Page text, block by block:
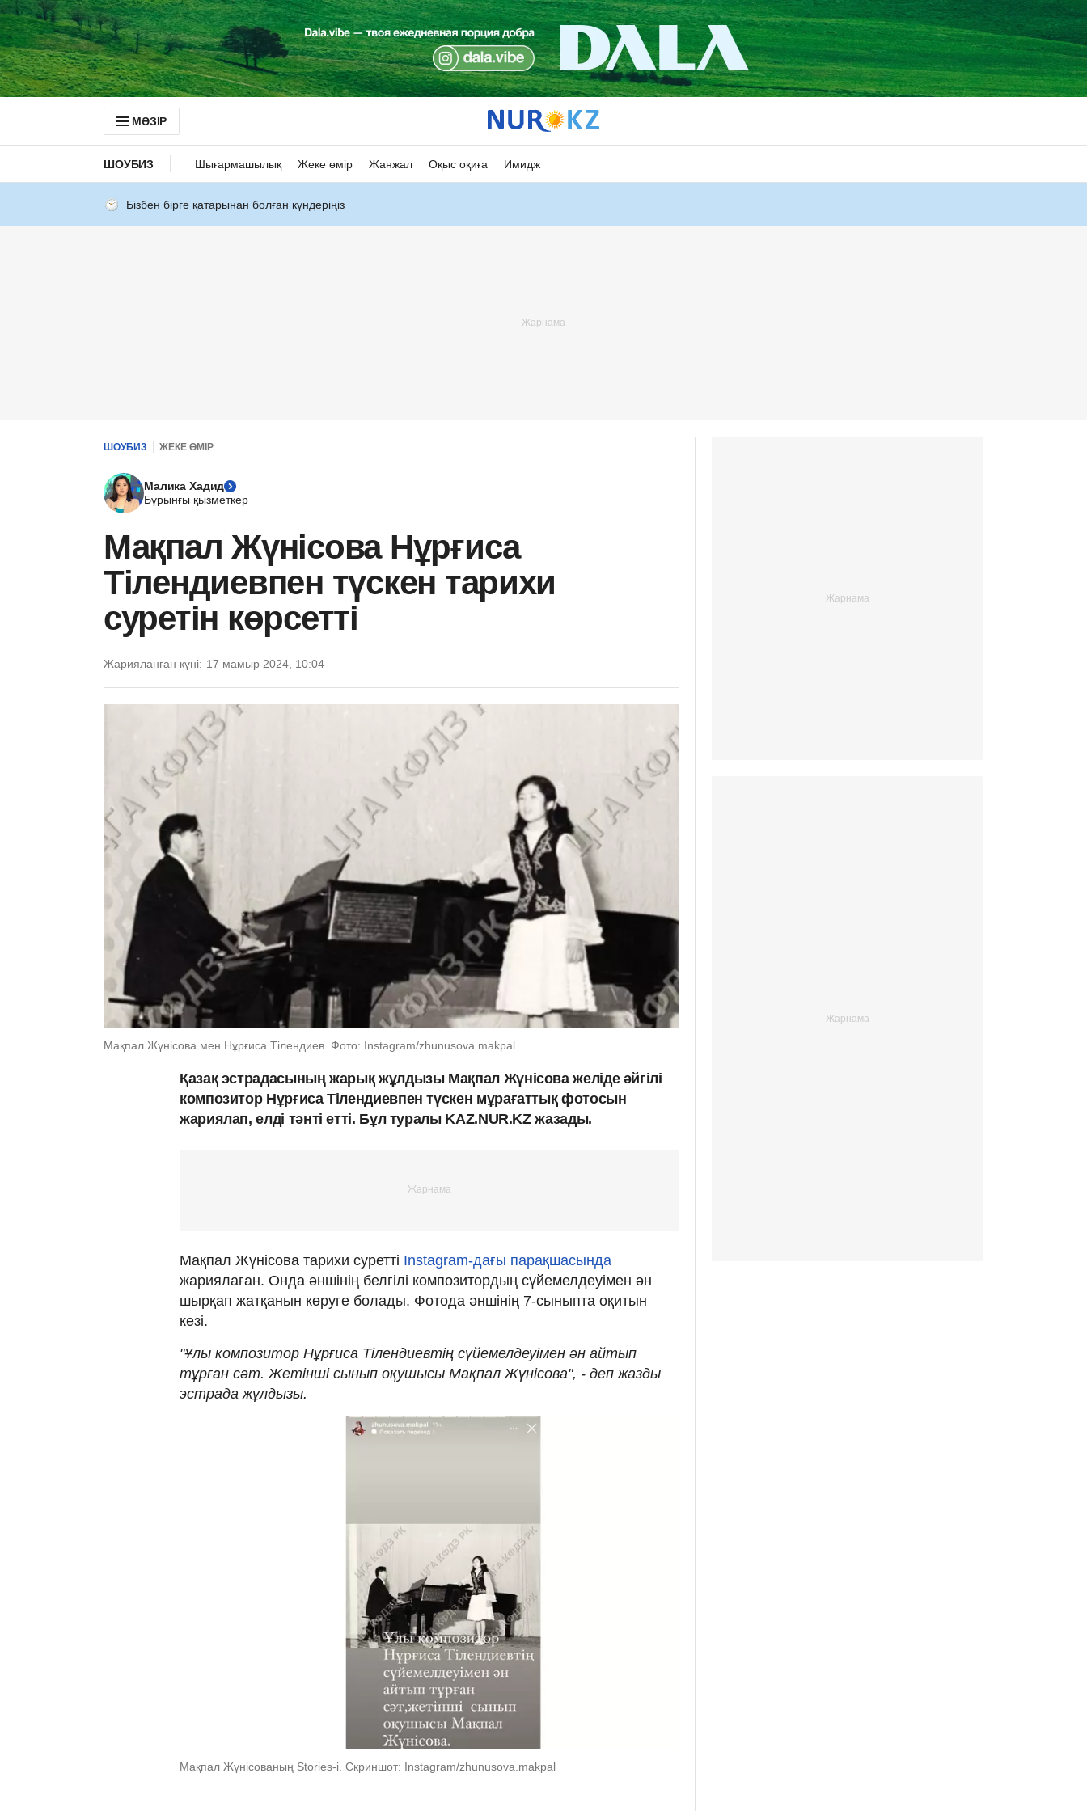
МӘЗІР
ШОУБИЗ Шығармашылық Жеке өмір Жанжал Оқыс оқиға Имидж
Бізбен бірге қатарынан болған күндеріңіз
ШОУБИЗ ЖЕКЕ ӨМІР
Малика Хадид
Бұрынғы қызметкер
Мақпал Жүнісова Нұрғиса
Тілендиевпен түскен тарихи
суретін көрсетті
Жарияланған күні: 17 мамыр 2024, 10:04
Мақпал Жүнісова мен Нұрғиса Тілендиев. Фото: Instagram/zhunusova.makpal
Қазақ эстрадасының жарық жұлдызы Мақпал Жүнісова желіде әйгілі
композитор Нұрғиса Тілендиевпен түскен мұрағаттық фотосын
жариялап, елді тәнті етті. Бұл туралы KAZ.NUR.KZ жазады.
Мақпал Жүнісова тарихи суретті Instagram-дағы парақшасында
жариялаған. Онда әншінің белгілі композитордың сүйемелдеуімен ән
шырқап жатқанын көруге болады. Фотода әншінің 7-сыныпта оқитын
кезі.
"Ұлы композитор Нұрғиса Тілендиевтің сүйемелдеуімен ән айтып
тұрған сәт. Жетінші сынып оқушысы Мақпал Жүнісова", - деп жазды
эстрада жұлдызы.
Мақпал Жүнісованың Stories-i. Скриншот: Instagram/zhunusova.makpal